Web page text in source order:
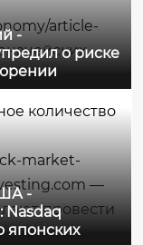
article-
не
-
о риске
количество
market-
—
провести
-
Nasdaq
японских